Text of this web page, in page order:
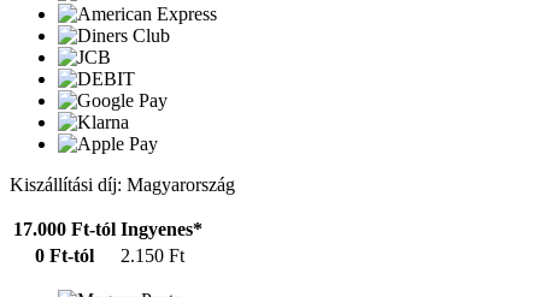
Kiszállítási díj: Magyarország
17.000 Ft-tól Ingyenes*
0 Ft-tól
2.150 Ft